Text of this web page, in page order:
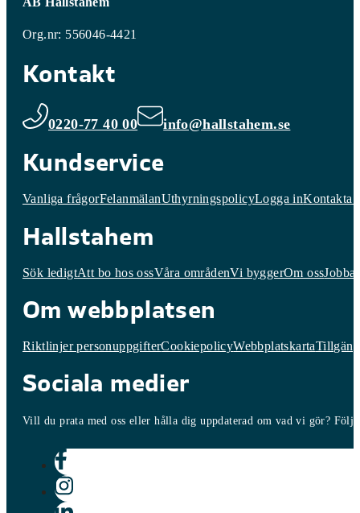
Org.nr: 556046-4421
Kontakt
0220-77 40 00 info@hallstahem.se
Kundservice
Vanliga frågorFelanmälanUthyrningspolicyLogga inKontakta
Hallstahem
Sök ledigtAtt bo hos ossVåra områdenVi byggerOm ossJobba
Om webbplatsen
Riktlinjer personuppgifterCookiepolicyWebbplatskarta
Sociala medier
Vill du prata med oss eller hålla dig uppdaterad om vad vi gör? Följ